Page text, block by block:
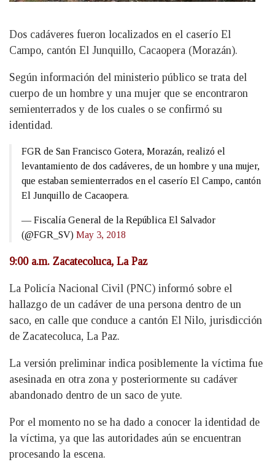
Dos cadáveres fueron localizados en el caserío El
Campo, cantón El Junquillo, Cacaopera (Morazán).
Según información del ministerio público se trata del
cuerpo de un hombre y una mujer que se encontraron
semienterrados y de los cuales o se confirmó su
identidad.
FGR de San Francisco Gotera, Morazán, realizó el
levantamiento de dos cadáveres, de un hombre y una mujer,
que estaban semienterrados en el caserío El Campo, cantón
El Junquillo de Cacaopera.
— Fiscalía General de la República El Salvador
(@FGR_SV) May 3, 2018
9:00 a.m. Zacatecoluca, La Paz
La Policía Nacional Civil (PNC) informó sobre el
hallazgo de un cadáver de una persona dentro de un
saco, en calle que conduce a cantón El Nilo, jurisdicción
de Zacatecoluca, La Paz.
La versión preliminar indica posiblemente la víctima fue
asesinada en otra zona y posteriormente su cadáver
abandonado dentro de un saco de yute.
Por el momento no se ha dado a conocer la identidad de
la víctima, ya que las autoridades aún se encuentran
procesando la escena.